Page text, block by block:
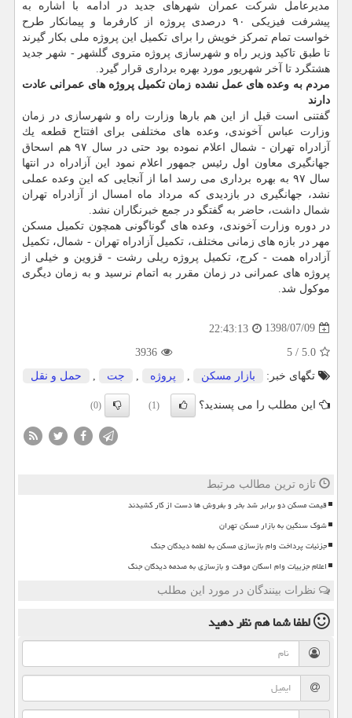
مدیرعامل شركت عمران شهرهای جدید در ادامه با اشاره به
پیشرفت فیزیكی ۹۰ درصدی پروژه از كارفرما و پیمانكار طرح
خواست تمام تمركز خویش را برای تكمیل این پروژه ملی بكار گیرند
تا طبق تاكید وزیر راه و شهرسازی پروژه متروی گلشهر - شهر جدید
هشتگرد تا آخر شهریور مورد بهره برداری قرار گیرد.
مردم به وعده های عمل نشده زمان تكمیل پروژه های عمرانی عادت
دارند
گفتنی است قبل از این هم بارها وزارت راه و شهرسازی در زمان
وزارت عباس آخوندی، وعده های مختلفی برای افتتاح قطعه یك
آزادراه تهران - شمال اعلام نموده بود حتی در سال ۹۷ هم اسحاق
جهانگیری معاون اول رئیس جمهور اعلام نمود این آزادراه در انتها
سال ۹۷ به بهره برداری می رسد اما از آنجایی كه این وعده عملی
نشد، جهانگیری در بازدیدی كه مرداد ماه امسال از آزادراه تهران
شمال داشت، حاضر به گفتگو در جمع خبرنگاران نشد.
در دوره وزارت آخوندی، وعده های گوناگونی همچون تكمیل مسكن
مهر در بازه های زمانی مختلف، تكمیل آزادراه تهران - شمال، تكمیل
آزادراه همت - كرج، تكمیل پروژه ریلی رشت - قزوین و خیلی از
پروژه های عمرانی در زمان مقرر به اتمام نرسید و به زمان دیگری
موكول شد.
1398/07/09
22:43:13
5.0
/
5
3936
تگهای خبر:
بازار مسكن پروژه جت حمل و نقل
این مطلب را می پسندید؟ (1)
(0)
تازه ترین مطالب مرتبط
قیمت مسکن دو برابر شد بخر و بفروش ها دست از کار کشیدند
شوک سنگین به بازار مسکن تهران
جزئیات پرداخت وام بازسازی مسکن به لطمه دیدگان جنگ
اعلام جزییات وام اسکان موقت و بازسازی به صدمه دیدگان جنگ
نظرات بینندگان در مورد این مطلب
لطفا شما همنظر دهید